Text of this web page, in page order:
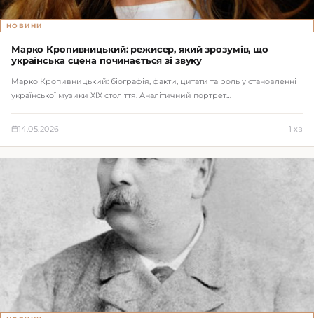
НОВИНИ
Марко Кропивницький: режисер, який зрозумів, що
українська сцена починається зі звуку
Марко Кропивницький: біографія, факти, цитати та роль у становленні
української музики XIX століття. Аналітичний портрет…
14.05.2026 1 хв